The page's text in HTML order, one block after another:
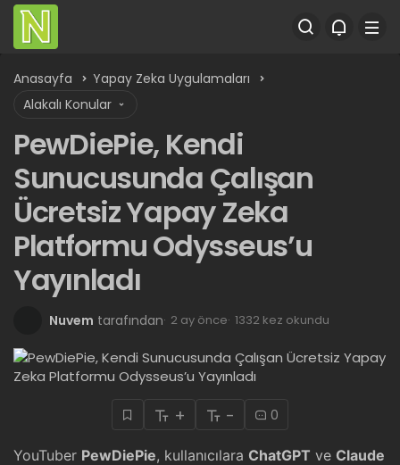
Anasayfa
Yapay Zeka Uygulamaları
Alakalı Konular
PewDiePie, Kendi
Sunucusunda Çalışan
Ücretsiz Yapay Zeka
Platformu Odysseus’u
Yayınladı
Nuvem tarafından 2 ay önce 1332 kez okundu
+ - 0
YouTuber PewDiePie, kullanıcılara ChatGPT ve Claude